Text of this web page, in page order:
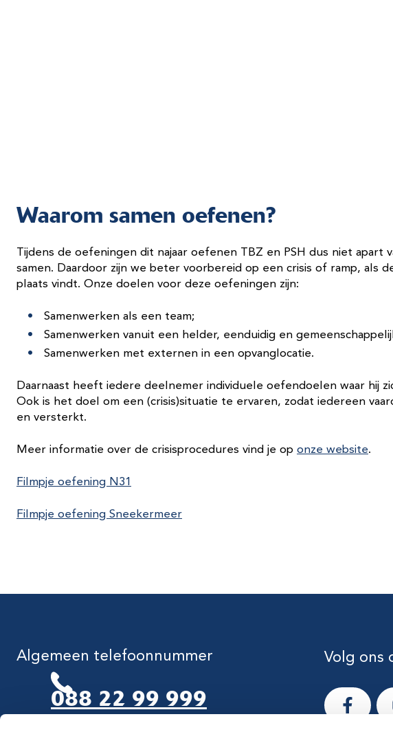
Waarom samen oefenen?
Tijdens de oefeningen dit najaar oefenen TBZ en PSH dus niet apart
samen. Daardoor zijn we beter voorbereid op een crisis of ramp, als
plaats vindt. Onze doelen voor deze oefeningen zijn:
Samenwerken als een team;
Samenwerken vanuit een helder, eenduidig en
Samenwerken met externen in een opvanglocatie.
Daarnaast heeft iedere deelnemer individuele oefendoelen waar hij
Ook is het doel om een (crisis)situatie te ervaren, zodat iedereen
en versterkt.
Meer informatie over de crisisprocedures vind je op onze website.
Filmpje oefening N31
Filmpje oefening Sneekermeer
Algemeen telefoonnummer
088 22 99 999
Volg ons
Ga